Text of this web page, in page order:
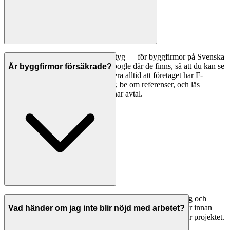
Ett bra första steg är att jämföra betyg — för byggfirmor på Svenska
Hantverkare visar vi betyg från Google där de finns, så att du kan se
vad andra kunder tycker. Kontrollera alltid att företaget har F-
skattesedel och giltiga försäkringar, be om referenser, och läs
omdömen noggrant innan du tecknar avtal.
Är byggfirmor försäkrade?
Seriösa byggfirmor i Lerberget har både ansvarsförsäkring och
allriskförsäkring. Be alltid om bevis på giltiga försäkringar innan
arbetet påbörjas. Detta skyddar dig om något går fel under projektet.
Vad händer om jag inte blir nöjd med arbetet?